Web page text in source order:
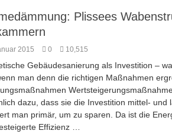
Plissees
2015 0 10,515
Gebäudesanierung als Investition –
man denn die richtigen Maßnahmen
dazu, dass sie die Investition mittel-
man primär, um zu sparen. Da ist die
Effizienz …